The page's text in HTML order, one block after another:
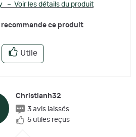
– Voir les détails du produit
ce produit
Utile
Christianh32
3 avis laissés
5 utiles reçus